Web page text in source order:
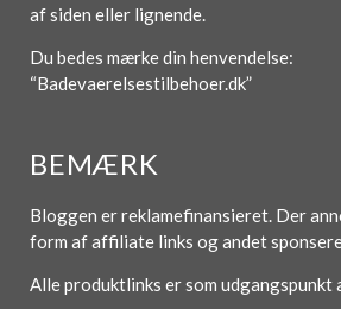
af siden eller lignende.
Du bedes mærke din henvendelse:
“Badevaerelsestilbehoer.dk”
BEMÆRK
Bloggen er reklamefinansieret. Der
form af affiliate links og andet
Alle produktlinks er som udgangspunkt